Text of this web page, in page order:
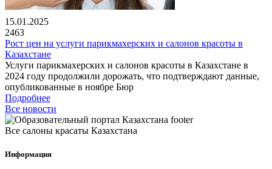
15.01.2025
2463
Рост цен на услуги парикмахерских и салонов красоты в
Казахстане
Услуги парикмахерских и салонов красоты в Казахстане в
2024 году продолжили дорожать, что подтверждают данные,
опубликованные в ноябре Бюр
Подробнее
Все новости
Все салоны красаты Казахстана
Информация